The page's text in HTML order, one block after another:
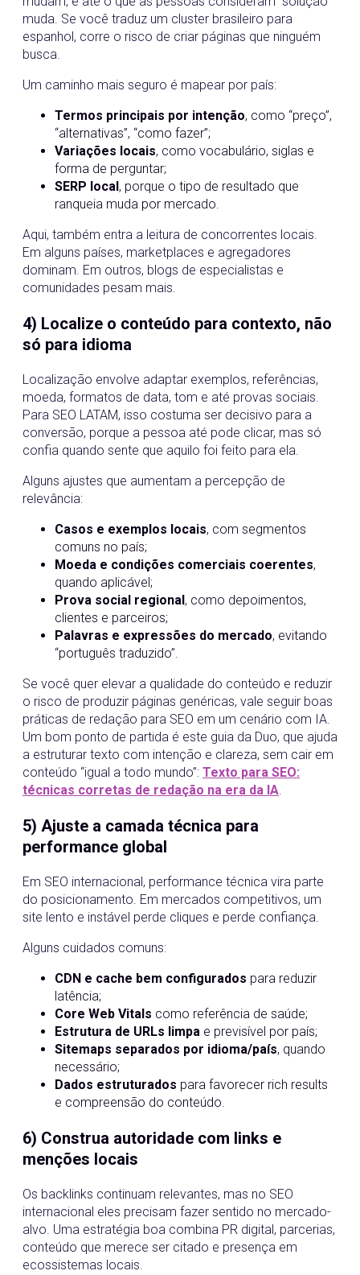
muda. Se você traduz um cluster brasileiro para
espanhol, corre o risco de criar páginas que ninguém
busca.
Um caminho mais seguro é mapear por país:
Termos principais por intenção, como “preço”,
“alternativas”, “como fazer”;
Variações locais, como vocabulário, siglas e
forma de perguntar;
SERP local, porque o tipo de resultado que
ranqueia muda por mercado.
Aqui, também entra a leitura de concorrentes locais.
Em alguns países, marketplaces e agregadores
dominam. Em outros, blogs de especialistas e
comunidades pesam mais.
4) Localize o conteúdo para contexto, não
só para idioma
Localização envolve adaptar exemplos, referências,
moeda, formatos de data, tom e até provas sociais.
Para SEO LATAM, isso costuma ser decisivo para a
conversão, porque a pessoa até pode clicar, mas só
confia quando sente que aquilo foi feito para ela.
Alguns ajustes que aumentam a percepção de
relevância:
Casos e exemplos locais, com segmentos
comuns no país;
Moeda e condições comerciais coerentes,
quando aplicável;
Prova social regional, como depoimentos,
clientes e parceiros;
Palavras e expressões do mercado, evitando
“português traduzido”.
Se você quer elevar a qualidade do conteúdo e reduzir
o risco de produzir páginas genéricas, vale seguir boas
práticas de redação para SEO em um cenário com IA.
Um bom ponto de partida é este guia da Duo, que ajuda
a estruturar texto com intenção e clareza, sem cair em
conteúdo “igual a todo mundo”: Texto para SEO:
técnicas corretas de redação na era da IA.
5) Ajuste a camada técnica para
performance global
Em SEO internacional, performance técnica vira parte
do posicionamento. Em mercados competitivos, um
site lento e instável perde cliques e perde confiança.
Alguns cuidados comuns:
CDN e cache bem configurados para reduzir
latência;
Core Web Vitals como referência de saúde;
Estrutura de URLs limpa e previsível por país;
Sitemaps separados por idioma/país, quando
necessário;
Dados estruturados para favorecer rich results
e compreensão do conteúdo.
6) Construa autoridade com links e
menções locais
Os backlinks continuam relevantes, mas no SEO
internacional eles precisam fazer sentido no mercado-
alvo. Uma estratégia boa combina PR digital, parcerias,
conteúdo que merece ser citado e presença em
ecossistemas locais.